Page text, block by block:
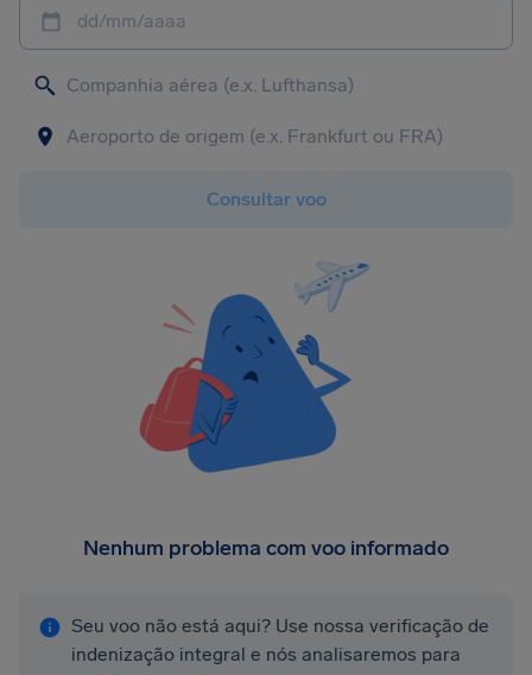
dd/mm/aaaa
Consultar voo
Nenhum problema com voo informado
Seu voo não está aqui? Use nossa verificação de
indenização integral e nós analisaremos para